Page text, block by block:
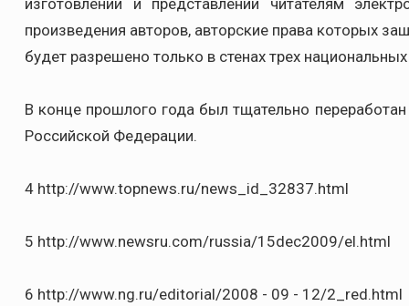
изготовлении и представлении читателям
произведения авторов, авторские права которых
будет разрешено только в стенах трех
В конце прошлого года был тщательно
Российской Федерации.
4 http://www.topnews.ru/news_id_32837.html
5 http://www.newsru.com/russia/15dec2009/el.html
6 http://www.ng.ru/editorial/2008 - 09 - 12/2_red.html